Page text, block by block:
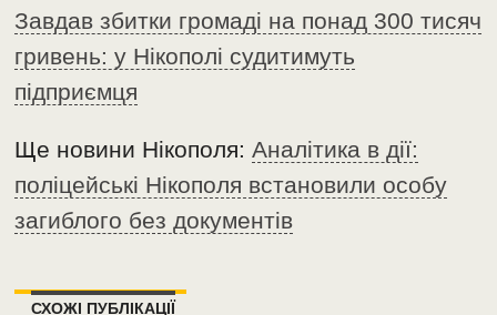
Завдав збитки громаді на понад 300 тисяч
гривень: у Нікополі судитимуть
підприємця
Ще новини Нікополя:Аналітика в дії:
поліцейські Нікополя встановили особу
загиблого без документів
СХОЖІ ПУБЛІКАЦІЇ